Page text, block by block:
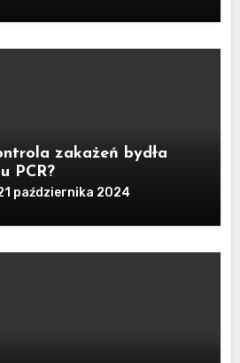
zakażeń bydła
PCR?
października 2024